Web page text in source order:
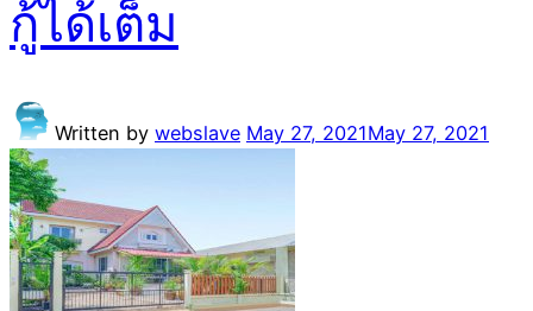
กู้ได้เต็ม
Written by webslave May 27, 2021May 27, 2021